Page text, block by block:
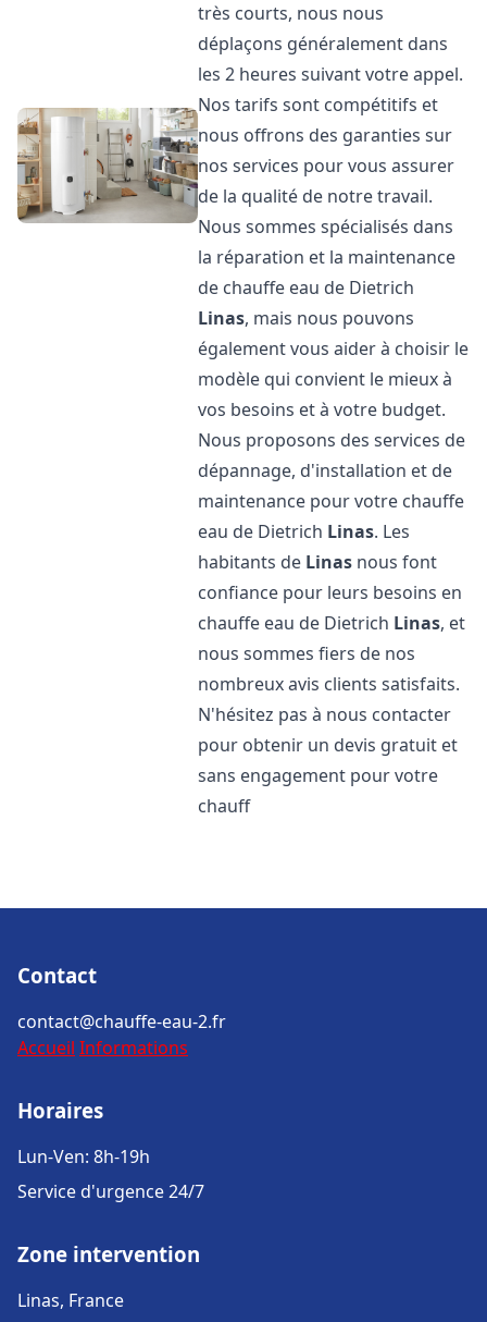
très courts, nous nous
déplaçons généralement dans
les 2 heures suivant votre appel.
Nos tarifs sont compétitifs et
nous offrons des garanties sur
nos services pour vous assurer
de la qualité de notre travail.
Nous sommes spécialisés dans
la réparation et la maintenance
de chauffe eau de Dietrich
Linas, mais nous pouvons
également vous aider à choisir le
modèle qui convient le mieux à
vos besoins et à votre budget.
Nous proposons des services de
dépannage, d'installation et de
maintenance pour votre chauffe
eau de Dietrich Linas. Les
habitants de Linas nous font
confiance pour leurs besoins en
chauffe eau de Dietrich Linas, et
nous sommes fiers de nos
nombreux avis clients satisfaits.
N'hésitez pas à nous contacter
pour obtenir un devis gratuit et
sans engagement pour votre
chauff
Contact
contact@chauffe-eau-2.fr
Accueil Informations
Horaires
Lun-Ven: 8h-19h
Service d'urgence 24/7
Zone intervention
Linas, France